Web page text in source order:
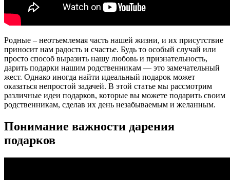
Родные – неотъемлемая часть нашей жизни, и их присутствие
приносит нам радость и счастье. Будь то особый случай или
просто способ выразить нашу любовь и признательность,
дарить подарки нашим родственникам — это замечательный
жест. Однако иногда найти идеальный подарок может
оказаться непростой задачей. В этой статье мы рассмотрим
различные идеи подарков, которые вы можете подарить своим
родственникам, сделав их день незабываемым и желанным.
Понимание важности дарения
подарков